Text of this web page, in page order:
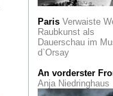
und der Faktor
Die Düsseldorfer
Künstlerschaft ehrt
Walter Vogel mit
Kunstpreis der
ParisVerwaiste
Raubkunst als
Dauerschau im
d`Orsay
An vorderster
Anja Niedringhaus